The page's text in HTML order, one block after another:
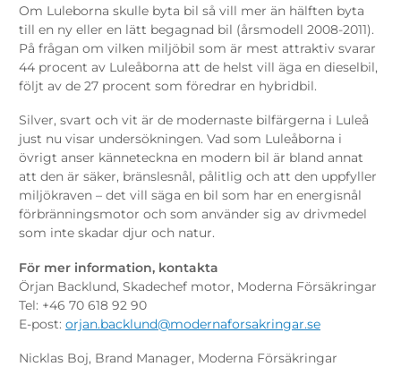
Om Luleborna skulle byta bil så vill mer än hälften byta
till en ny eller en lätt begagnad bil (årsmodell 2008-2011).
På frågan om vilken miljöbil som är mest attraktiv svarar
44 procent av Luleåborna att de helst vill äga en dieselbil,
följt av de 27 procent som föredrar en hybridbil.
Silver, svart och vit är de modernaste bilfärgerna i Luleå
just nu visar undersökningen. Vad som Luleåborna i
övrigt anser känneteckna en modern bil är bland annat
att den är säker, bränslesnål, pålitlig och att den uppfyller
miljökraven – det vill säga en bil som har en energisnål
förbränningsmotor och som använder sig av drivmedel
som inte skadar djur och natur.
För mer information, kontakta
Örjan Backlund, Skadechef motor, Moderna Försäkringar
Tel: +46 70 618 92 90
E-post: orjan.backlund@modernaforsakringar.se
Nicklas Boj, Brand Manager, Moderna Försäkringar